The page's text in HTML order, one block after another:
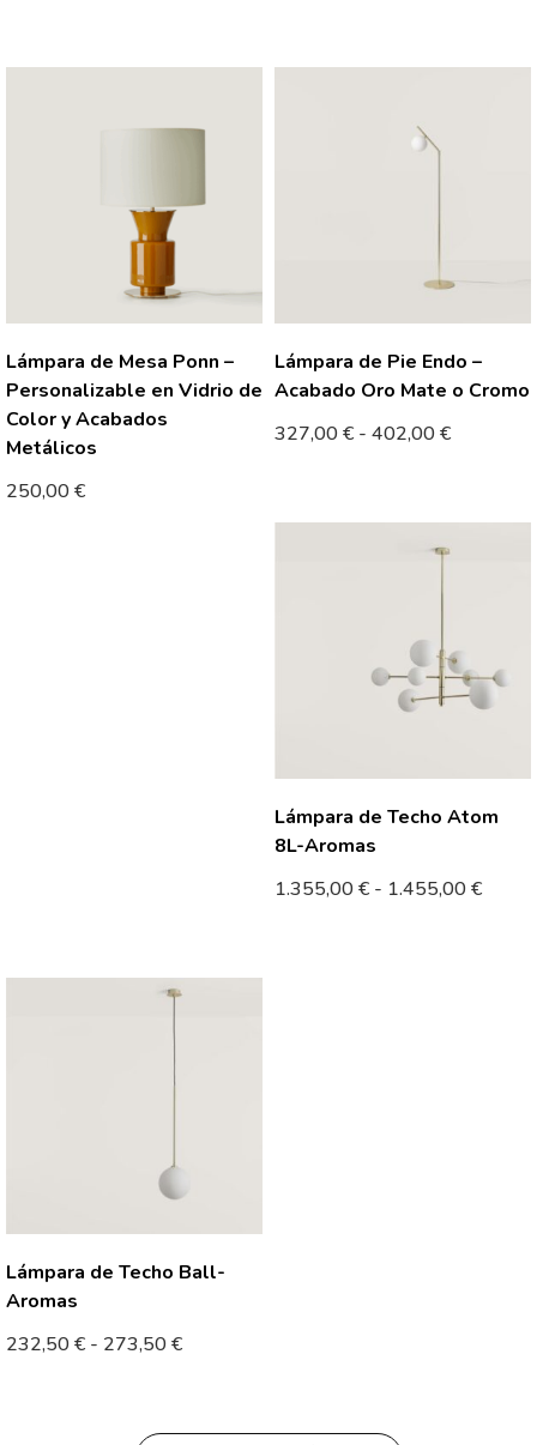
Lámpara de Mesa Ponn –
Personalizable en Vidrio de
Color y Acabados
Metálicos
250,00€
Lámpara de Pie Endo –
Acabado Oro Mate o Cromo
327,00€ - 402,00€
Lámpara de Techo Atom
8L-Aromas
1.355,00€ - 1.455,00€
Lámpara de Techo Ball-
Aromas
232,50€ - 273,50€